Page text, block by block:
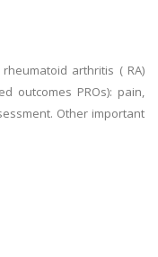
arthritis ( RA)
outcomes PROs): pain,
Other important